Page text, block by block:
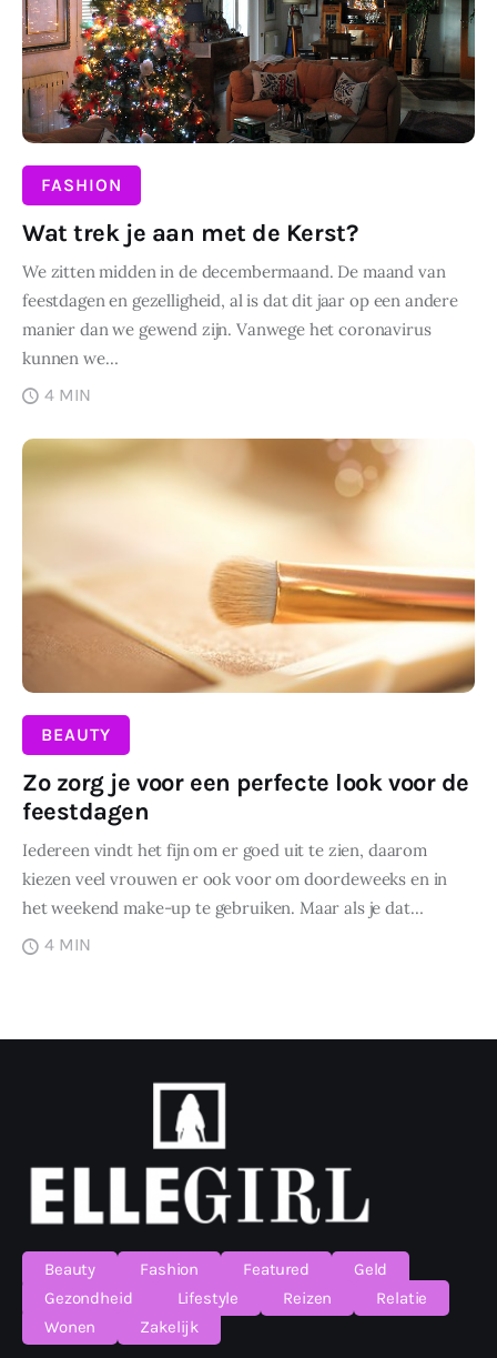
FASHION
Wat trek je aan met de Kerst?
We zitten midden in de decembermaand. De maand van
feestdagen en gezelligheid, al is dat dit jaar op een andere
manier dan we gewend zijn. Vanwege het coronavirus
kunnen we…
4 MIN
BEAUTY
Zo zorg je voor een perfecte look voor de
feestdagen
Iedereen vindt het fijn om er goed uit te zien, daarom
kiezen veel vrouwen er ook voor om doordeweeks en in
het weekend make-up te gebruiken. Maar als je dat…
4 MIN
Beauty Fashion Featured
Geld
Gezondheid
Lifestyle Reizen
Relatie
Wonen
Zakelijk